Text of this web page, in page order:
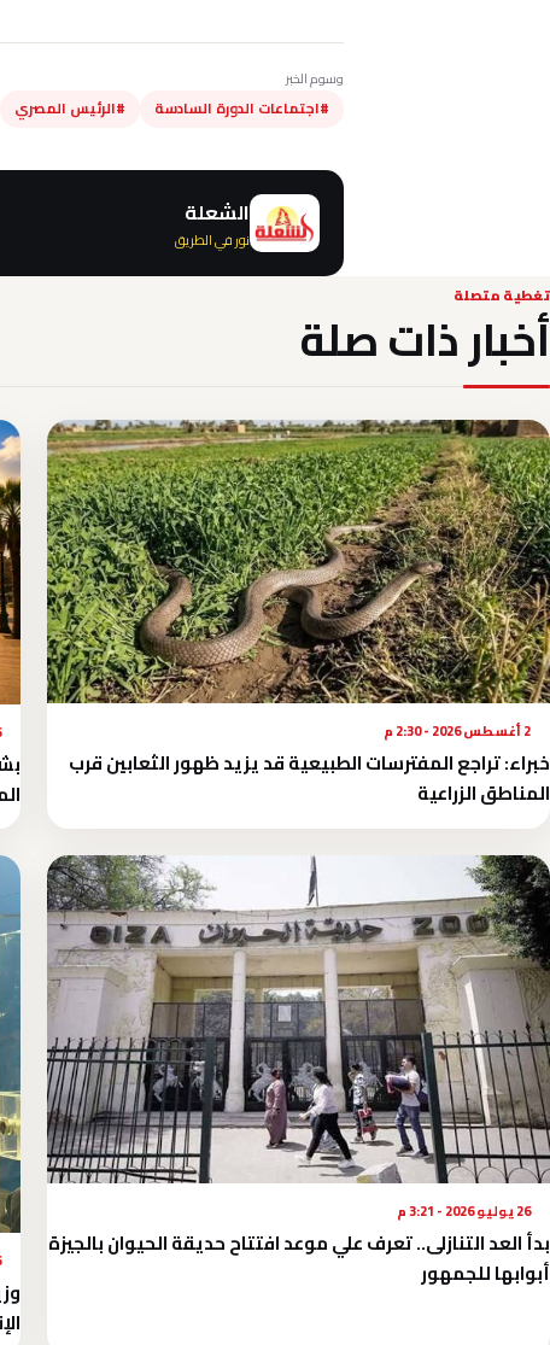
وسوم الخبر
#اجتماعات الدورة السادسة #الرئيس المصري
الشعلة
نور في الطريق
تغطية متصلة
أخبار ذات صلة
2 أغسطس 2026 - 2:30 م
خبراء: تراجع المفترسات الطبيعية قد يزيد ظهور الثعابين قرب
المناطق الزراعية
26 يوليو 2026 - 3:21 م
بدأ العد التنازلى.. تعرف علي موعد افتتاح حديقة الحيوان بالجيزة
أبوابها للجمهور